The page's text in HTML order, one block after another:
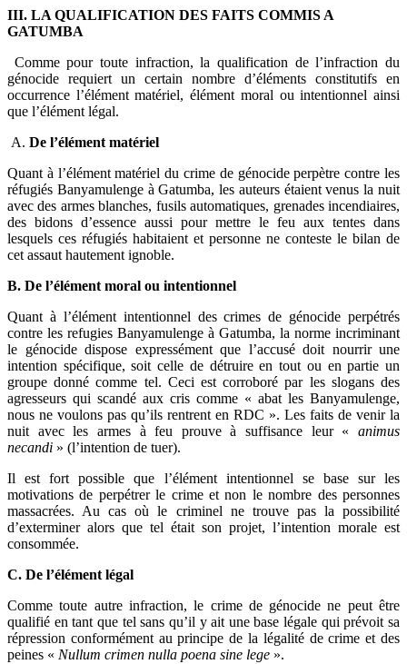
III. LA QUALIFICATION DES FAITS COMMIS A
GATUMBA
Comme pour toute infraction, la qualification de l’infraction du
génocide requiert un certain nombre d’éléments constitutifs en
occurrence l’élément matériel, élément moral ou intentionnel ainsi
que l’élément légal.
A. De l’élément matériel
Quant à l’élément matériel du crime de génocide perpètre contre les
réfugiés Banyamulenge à Gatumba, les auteurs étaient venus la nuit
avec des armes blanches, fusils automatiques, grenades incendiaires,
des bidons d’essence aussi pour mettre le feu aux tentes dans
lesquels ces réfugiés habitaient et personne ne conteste le bilan de
cet assaut hautement ignoble.
B. De l’élément moral ou intentionnel
Quant à l’élément intentionnel des crimes de génocide perpétrés
contre les refugies Banyamulenge à Gatumba, la norme incriminant
le génocide dispose expressément que l’accusé doit nourrir une
intention spécifique, soit celle de détruire en tout ou en partie un
groupe donné comme tel. Ceci est corroboré par les slogans des
agresseurs qui scandé aux cris comme « abat les Banyamulenge,
nous ne voulons pas qu’ils rentrent en RDC ». Les faits de venir la
nuit avec les armes à feu prouve à suffisance leur « animus
necandi » (l’intention de tuer).
Il est fort possible que l’élément intentionnel se base sur les
motivations de perpétrer le crime et non le nombre des personnes
massacrées. Au cas où le criminel ne trouve pas la possibilité
d’exterminer alors que tel était son projet, l’intention morale est
consommée.
C. De l’élément légal
Comme toute autre infraction, le crime de génocide ne peut être
qualifié en tant que tel sans qu’il y ait une base légale qui prévoit sa
répression conformément au principe de la légalité de crime et des
peines « Nullum crimen nulla poena sine lege ».